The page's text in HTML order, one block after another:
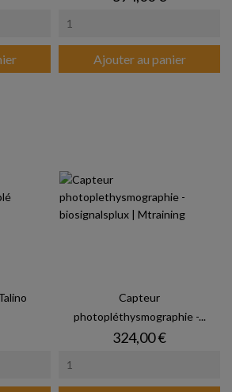
Ajouter au panier
Capteur
photopléthysmographie -...
Prix
324,00 €